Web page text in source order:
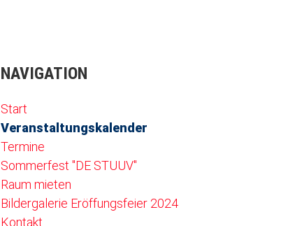
NAVIGATION
Navigation überspringen
Start
Veranstaltungskalender
Termine
Sommerfest "DE STUUV"
Raum mieten
Bildergalerie Eröffungsfeier 2024
Kontakt